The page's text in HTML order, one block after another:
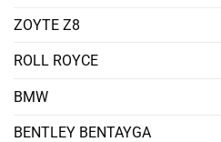
ZOYTE Z8
ROLL ROYCE
BMW
BENTLEY BENTAYGA